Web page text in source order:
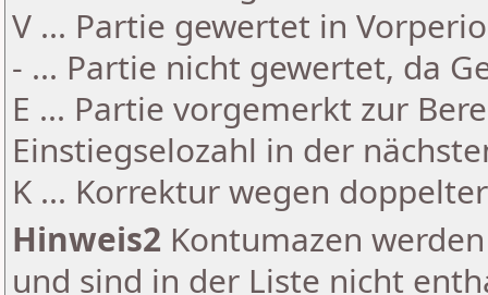
V ... Partie gewertet in
- ... Partie nicht gewertet, da
E ... Partie vorgemerkt zur
Einstiegselozahl in der
K ... Korrektur wegen
Hinweis2 Kontumazen
und sind in der Liste nicht